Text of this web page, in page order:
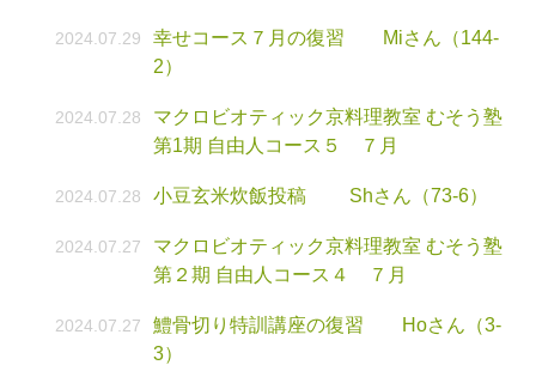
2024.07.29
幸せコース７月の復習 Miさん（144-
2）
2024.07.28
マクロビオティック京料理教室 むそう塾
第1期 自由人コース５ ７月
2024.07.28 小豆玄米炊飯投稿 Shさん（73-6）
2024.07.27
マクロビオティック京料理教室 むそう塾
第２期 自由人コース４ ７月
2024.07.27
鱧骨切り特訓講座の復習 Hoさん（3-
3）